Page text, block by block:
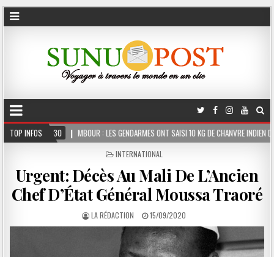
TOP INFOS
: LES GENDARMES ONT SAISI 10 KG DE CHANVRE INDIEN DISSIMULÉS DANS LE
POSTED
INTERNATIONAL
Urgent: Décès Au Mali De L’Ancien
Chef D’État Général Moussa Traoré
LA RÉDACTION 15/09/2020